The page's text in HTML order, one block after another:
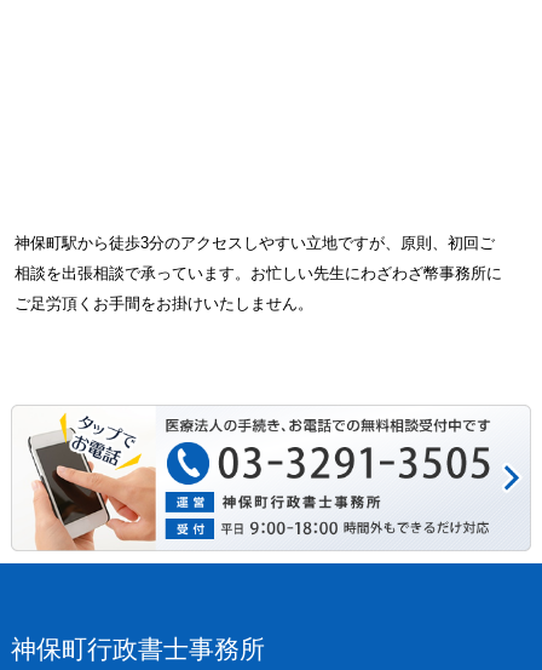
神保町駅から徒歩3分のアクセスしやすい立地ですが、原則、初回ご
相談を出張相談で承っています。お忙しい先生にわざわざ幣事務所に
ご足労頂くお手間をお掛けいたしません。
神保町行政書士事務所